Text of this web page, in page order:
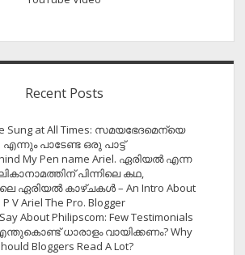
Recent Posts
Sung at All Times: സമയഭേദമെന്യെ
എന്നും പാടേണ്ട ഒരു പാട്ട്
My Pen name Ariel. ഏരിയൽ എന്ന
പിന്നിലെ കഥ,
ഏരിയല്‍ കാഴ്ചകള്‍ – An Intro About
P V Ariel The Pro. Blogger
About Philipscom: Few Testimonials
ധാരാളം വായിക്കണം? Why
Bloggers Read A Lot?